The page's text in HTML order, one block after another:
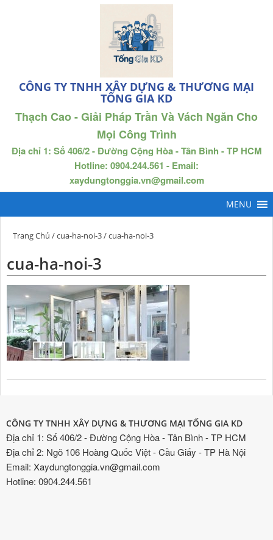
CÔNG TY TNHH XÂY DỰNG & THƯƠNG MẠI
TỐNG GIA KD
Thạch Cao - Giải Pháp Trần Và Vách Ngăn Cho
Mọi Công Trình
Địa chỉ 1: Số 406/2 - Đường Cộng Hòa - Tân Bình - TP HCM
Hotline: 0904.244.561 - Email:
xaydungtonggia.vn@gmail.com
Trang Chủ /cua-ha-noi-3/ cua-ha-noi-3
cua-ha-noi-3
CÔNG TY TNHH XÂY DỰNG & THƯƠNG MẠI TỐNG GIA KD
Địa chỉ 1: Số 406/2 - Đường Cộng Hòa - Tân Bình - TP HCM
Địa chỉ 2: Ngõ 106 Hoàng Quốc Việt - Cầu Giấy - TP Hà Nội
Email: Xaydungtonggia.vn@gmail.com
Hotline: 0904.244.561